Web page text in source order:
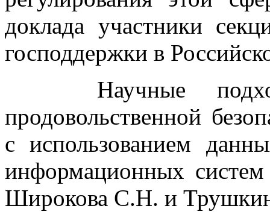
доклада участники
господдержки в
Научные
продовольственной
с использованием
информационных
Широкова С.Н. и